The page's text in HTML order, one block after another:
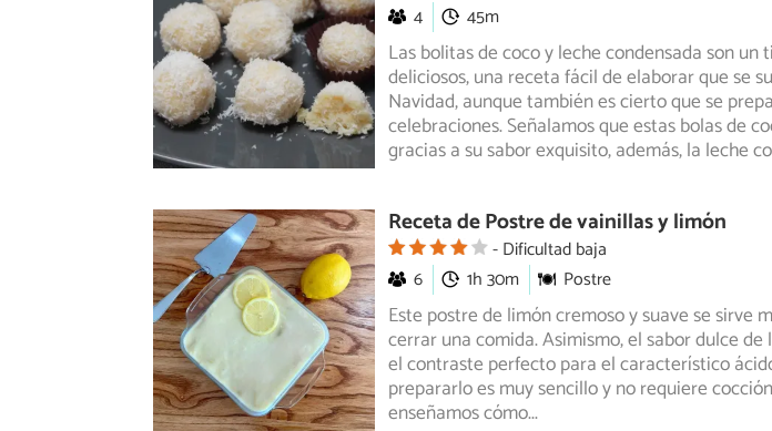
4
45m
Las bolitas de coco y leche condensada son un
deliciosos, una receta fácil de elaborar que se
Navidad, aunquetambién es cierto que se
celebraciones. Señalamos que estas bolas de
gracias a su sabor exquisito, además, la leche
Receta de Postre de vainillas y limón
Dificultad baja
6
1h 30m Postre
Este postre de limón cremoso y suave se sirve
cerrar una comida. Asimismo, el sabor dulce de
el contraste perfecto para el característico
prepararlo es muy sencillo y no requiere
enseñamos cómo...